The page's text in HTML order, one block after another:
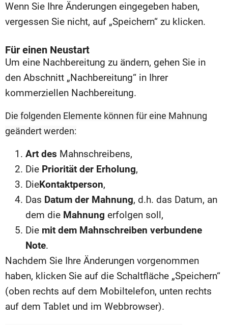
Wenn Sie Ihre Änderungen eingegeben haben,
vergessen Sie nicht, auf „Speichern“ zu klicken.
Für einen Neustart
Um eine Nachbereitung zu ändern, gehen Sie in
den Abschnitt „Nachbereitung“ in Ihrer
kommerziellen Nachbereitung.
Die folgenden Elemente können für eine Mahnung
geändert werden:
Art des Mahnschreibens,
Die Priorität der Erholung,
DieKontaktperson,
Das Datum der Mahnung, d.h. das Datum, an
dem die Mahnung erfolgen soll,
Die mit dem Mahnschreiben verbundene
Note.
Nachdem Sie Ihre Änderungen vorgenommen
haben, klicken Sie auf die Schaltfläche „Speichern“
(oben rechts auf dem Mobiltelefon, unten rechts
auf dem Tablet und im Webbrowser).